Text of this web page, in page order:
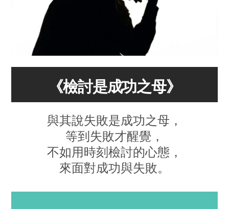
《檢討是成功之母》
與其說失敗是成功之母，
等到失敗才醒覺，
不如用時刻檢討的心態，
來面對成功與失敗。